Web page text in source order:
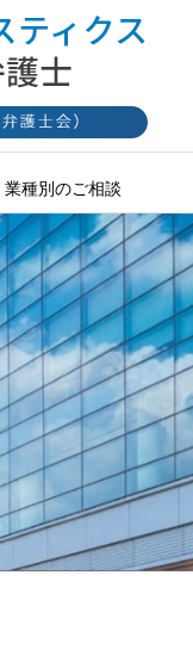
業種別のご相談